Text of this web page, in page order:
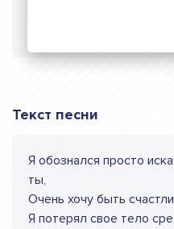
Текст песни
Я обознался просто
ты,
Очень хочу быть
Я потерял свое тело